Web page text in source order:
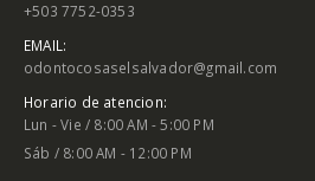
+503 7752-0353
EMAIL:
odontocosaselsalvador@gmail.com
Horario de atencion:
Lun - Vie / 8:00 AM - 5:00 PM
Sáb / 8:00 AM - 12:00 PM